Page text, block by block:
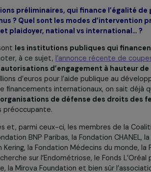
collective,
préliminaires, qui finance
? Quel sont les modes
et plaidoyer, national vs
ce sontles institutions publiques
Il faut noter, à ce sujet,
l’annonce
d’autorisations d’engagement à
millions d’euros pour l’aide